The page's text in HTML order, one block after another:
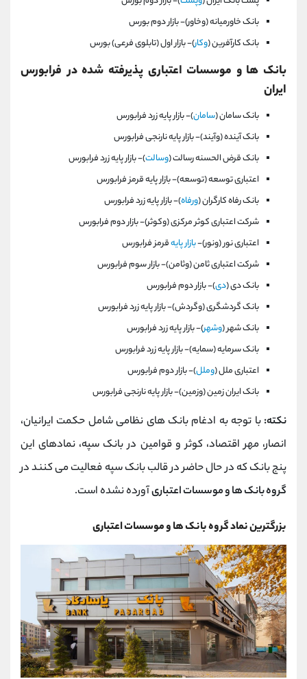
بانک خاورميانه (وخاور)- بازار دوم بورس
بانک‌ كارآفرين‌ (وكار)- بازار اول (تابلوی فرعی) بورس
بانک ها و موسسات اعتباری پذیرفته شده در فرابورس
ایران
بانک سامان (سامان)- بازار پايه زرد فرابورس
بانک آينده (وآيند)- بازار پايه نارنجی فرابورس
بانک قرض الحسنه رسالت (وسالت)- بازار پايه زرد فرابورس
اعتباری توسعه (توسعه)- بازار پايه قرمز فرابورس
بانک رفاه كارگران (ورفاه)- بازار پايه زرد فرابورس
شركت اعتباری كوثر مركزی (وكوثر)- بازار دوم فرابورس
اعتباری نور (ونور)-بازار پايهقرمز فرابورس
شركت اعتباری ثامن (وثامن)- بازار سوم فرابورس
بانک دی (دی)- بازار دوم فرابورس
بانک گردشگری (وگردش)- بازار پايه زرد فرابورس
بانک شهر (وشهر)- بازار پايه زرد فرابورس
بانک سرمايه (سمايه)- بازار پايه زرد فرابورس
اعتباری ملل (وملل)- بازار دوم فرابورس
بانک ايران زمين (وزمين)- بازار پايه نارنجی فرابورس
نکته: با توجه به ادغام بانک های نظامی شامل حکمت ایرانیان،
انصار، مهر اقتصاد، کوثر و قوامین در بانک سپه، نمادهای این
پنج بانک که در حال حاضر در قالب بانک سپه فعالیت می کنند در
گروه بانک ها و موسسات اعتباریآورده نشده است.
بزرگترین نماد گروه بانک ها و موسسات اعتباری